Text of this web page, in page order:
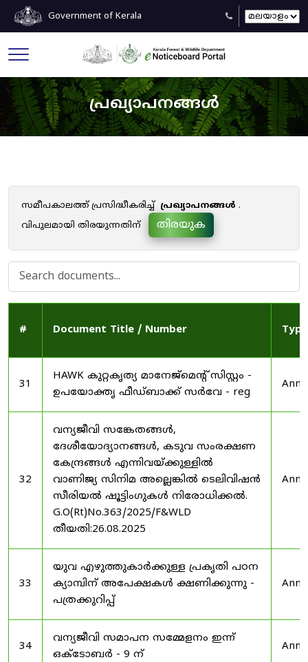
Government of Kerala
പ്രഖ്യാപനങ്ങൾ
സമീപകാലത്ത് പ്രസിദ്ധീകരിച്ച് പ്രഖ്യാപനങ്ങൾ .
വിപുലമായി തിരയുന്നതിന്
തിരയുക
# Document Title / Number Type
31
HAWK കുറ്റകൃത്യ മാനേജ്മെന്റ് സിസ്റ്റം -
ഉപയോക്തൃ ഫീഡ്‌ബാക്ക് സർവേ - reg
32
വന്യജീവി സങ്കേതങ്ങൾ,
ദേശീയോദ്യാനങ്ങൾ, കടുവ സംരക്ഷണ
കേന്ദ്രങ്ങൾ എന്നിവയ്ക്കുള്ളിൽ
വാണിജ്യ സിനിമ അല്ലെങ്കിൽ ടെലിവിഷൻ
സീരിയൽ ഷൂട്ടിംഗുകൾ നിരോധിക്കൽ.
G.O(Rt)No.363/2025/F&WLD
തീയതി:26.08.2025
33
യുവ എഴുത്തുകാർക്കുള്ള പ്രകൃതി പഠന
ക്യാമ്പിന് അപേക്ഷകൾ ക്ഷണിക്കുന്നു -
പത്രക്കുറിപ്പ്
34
വന്യജീവി സമാപന സമ്മേളനം ഇന്ന്
ഒക്ടോബർ - 9 ന്